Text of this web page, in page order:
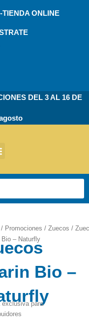
TIENDA ONLINE
DEL 3 AL 16 DE
/ Promociones / Zuecos /
Bio – Naturfly
Bio –
exclusiva para